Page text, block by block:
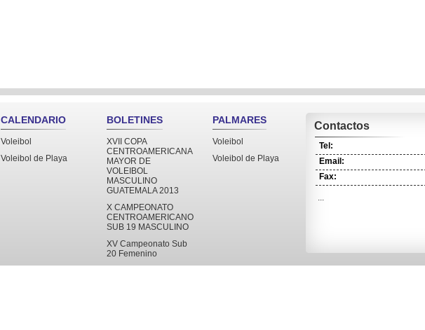
CALENDARIO
Voleibol
Voleibol de Playa
BOLETINES
XVII COPA
CENTROAMERICANA
MAYOR DE
VOLEIBOL
MASCULINO
GUATEMALA 2013
X CAMPEONATO
CENTROAMERICANO
SUB 19 MASCULINO
XV Campeonato Sub
20 Femenino
PALMARES
Voleibol
Voleibol de Playa
Contactos
Tel:
Email:
Fax:
...